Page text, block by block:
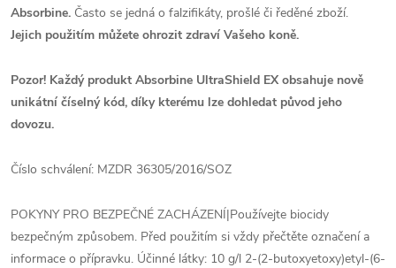
Absorbine. Často se jedná o falzifikáty, prošlé či ředěné zboží.
Jejich použitím můžete ohrozit zdraví Vašeho koně.
Pozor! Každý produkt Absorbine UltraShield EX obsahuje nově
unikátní číselný kód, díky kterému lze dohledat původ jeho
dovozu.
Číslo schválení: MZDR 36305/2016/SOZ
POKYNY PRO BEZPEČNÉ ZACHÁZENÍ|Používejte biocidy
bezpečným způsobem. Před použitím si vždy přečtěte označení a
informace o přípravku. Účinné látky: 10 g/l 2-(2-butoxyetoxy)etyl-(6-